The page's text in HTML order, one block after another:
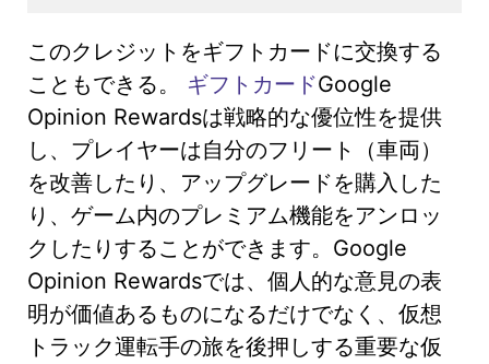
このクレジットをギフトカードに交換する
こともできる。 ギフトカードGoogle
Opinion Rewardsは戦略的な優位性を提供
し、プレイヤーは自分のフリート（車両）
を改善したり、アップグレードを購入した
り、ゲーム内のプレミアム機能をアンロッ
クしたりすることができます。Google
Opinion Rewardsでは、個人的な意見の表
明が価値あるものになるだけでなく、仮想
トラック運転手の旅を後押しする重要な仮